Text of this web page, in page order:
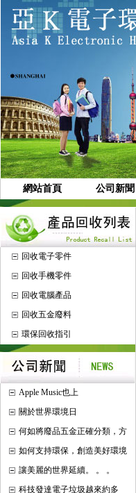
網站首頁 公司新聞
回收電子零件
回收手機零件
回收電腦產品
回收五金廢料
環保回收指引
Apple Music也上
關於世界環境日
何如將廢品五金正確分類，方
如何支持環保，創造美好環境
讓美麗的世界延續。 。 。
科技發達電子垃圾越來約多